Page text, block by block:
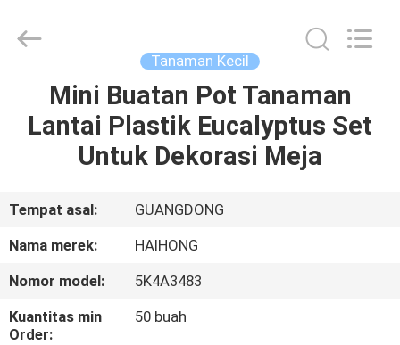
RUMAH
PRODUK
VIDEO
KAMI
Crafts
Factory.
Tanaman Kecil
Mini Buatan Pot Tanaman
Lantai Plastik Eucalyptus Set
Untuk Dekorasi Meja
Tempat asal:
GUANGDONG
Nama merek:
HAIHONG
Nomor model:
5K4A3483
Kuantitas min
Order:
50 buah